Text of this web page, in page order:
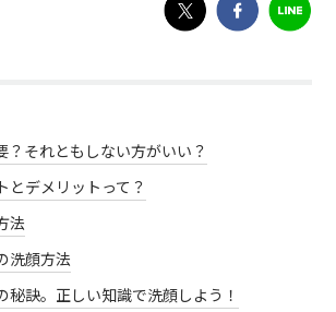
？それともしない方がいい？
とデメリットって？
法
洗顔方法
秘訣。正しい知識で洗顔しよう！